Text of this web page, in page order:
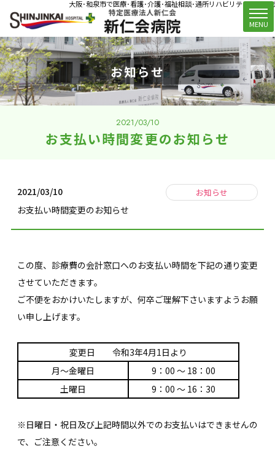
大阪･和泉市で医療･看護･介護･福祉相談･通所リハビリテーション(
t
o
g
g
l
e
n
a
MENU
お知らせ
2021/03/10
お支払い時間変更のお知らせ
2021/03/10 お知らせ
お支払い時間変更のお知らせ
この度、診療費の会計窓口へのお支払い時間を下記の通り変更
させていただきます。
ご不便をおかけいたしますが、何卒ご理解下さいますようお願
い申し上げます。
変更日 令和3年4月1日より
月～金曜日
9：00 ～ 18：00
土曜日
9：00 ～ 16：30
※日曜日・祝日及び上記時間以外でのお支払いはできませんの
で、ご注意ください。